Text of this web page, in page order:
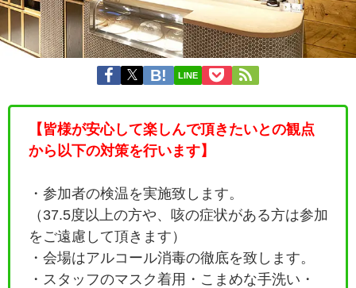
LINE
【皆様が安心して楽しんで頂きたいとの観点
から以下の対策を行います】
・参加者の検温を実施致します。
（37.5度以上の方や、咳の症状がある方は参加
をご遠慮して頂きます）
・会場はアルコール消毒の徹底を致します。
・ スタッフのマスク着用・こまめな手洗い・